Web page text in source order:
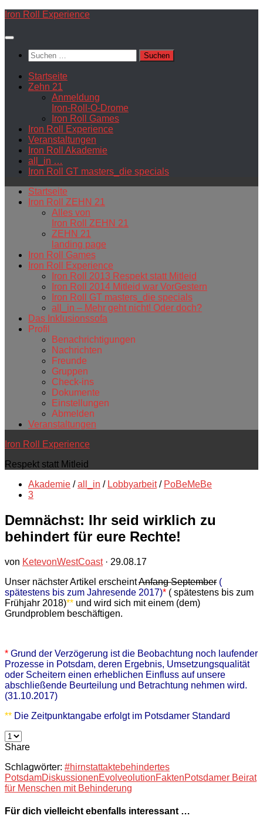
Zum
springen
Iron Roll Experience
Suchen
nach:
Startseite
Zehn 21
Anmeldung
Iron-Roll-O-Drome
Iron Roll Games
Iron Roll Experience
Veranstaltungen
Iron Roll Akademie
all_in …
Iron Roll GT masters_die specials
Startseite
Iron Roll ZEHN 21
Alles von
Iron Roll ZEHN 21
ZEHN 21
landing page
Iron Roll Games
Iron Roll Experience
Iron Roll 2013 Respekt statt Mitleid
Iron Roll 2014 Mitleid war VorGestern
Iron Roll GT masters_die specials
all_in – Mehr geht nicht! Oder doch?
Das Inklusionssofa
Profil
Benachrichtigungen
Nachrichten
Freunde
Gruppen
Check-ins
Dokumente
Einstellungen
Abmelden
Veranstaltungen
Iron Roll Experience
Respekt statt Mitleid
Akademie / all_in / Lobbyarbeit / PoBeMeBe
3
Demnächst: Ihr seid wirklich zu
behindert für eure Rechte!
von KetevonWestCoast · 29.08.17
Unser nächster Artikel erscheintAnfang September (
spätestens bis zum Jahresende 2017)* ( spätestens bis zum
Frühjahr 2018)** und wird sich mit einem (dem)
Grundproblem beschäftigen.
* Grund der Verzögerung ist die Beobachtung noch laufender
Prozesse in Potsdam, deren Ergebnis, Umsetzungsqualität
oder Scheitern einen erheblichen Einfluss auf unsere
abschließende Beurteilung und Betrachtung nehmen wird.
(31.10.2017)
** Die Zeitpunktangabe erfolgt im Potsdamer Standard
Share
Schlagwörter: #hirnstattaktebehindertes
PotsdamDiskussionenEvolveolutionFaktenPotsdamer Beirat
für Menschen mit Behinderung
Für dich vielleicht ebenfalls interessant …